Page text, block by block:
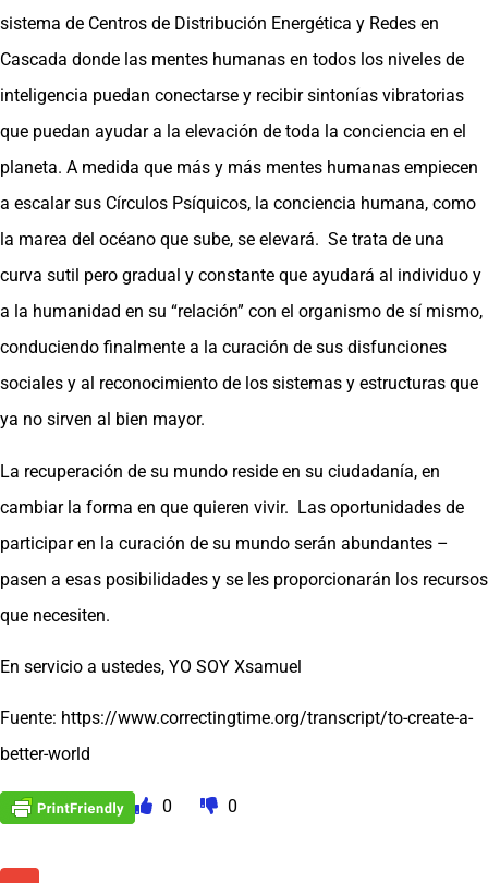
sistema de Centros de Distribución Energética y Redes en
Cascada donde las mentes humanas en todos los niveles de
inteligencia puedan conectarse y recibir sintonías vibratorias
que puedan ayudar a la elevación de toda la conciencia en el
planeta. A medida que más y más mentes humanas empiecen
a escalar sus Círculos Psíquicos, la conciencia humana, como
la marea del océano que sube, se elevará. Se trata de una
curva sutil pero gradual y constante que ayudará al individuo y
a la humanidad en su “relación” con el organismo de sí mismo,
conduciendo finalmente a la curación de sus disfunciones
sociales y al reconocimiento de los sistemas y estructuras que
ya no sirven al bien mayor.
La recuperación de su mundo reside en su ciudadanía, en
cambiar la forma en que quieren vivir. Las oportunidades de
participar en la curación de su mundo serán abundantes –
pasen a esas posibilidades y se les proporcionarán los recursos
que necesiten.
En servicio a ustedes, YO SOY Xsamuel
Fuente: https://www.correctingtime.org/transcript/to-create-a-
better-world
0 0